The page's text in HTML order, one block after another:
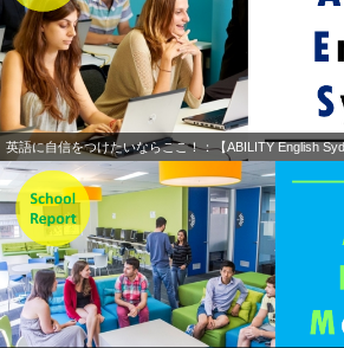
英語に自信をつけたいならここ！：【ABILITY English